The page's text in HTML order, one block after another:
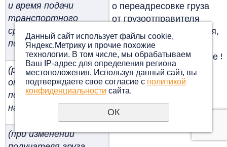
о переадресовке груза
от грузоотправителя
(или от грузополучателя,
если такие полномочия
переданы ему в разделе
и время подачи
транспортного
средства
под выгрузку)
(реквизиты лица,
от которого
получено указание
на переадресовку)
(при изменении
Данный сайт использует файлы cookie,
Яндекс.Метрику и прочие похожие
технологии. В том числе, мы обрабатываем
Ваш IP-адрес для определения региона
местоположения. Используя данный сайт, вы
подтверждаете свое согласие с политикой
конфиденциальности сайта.
ОК